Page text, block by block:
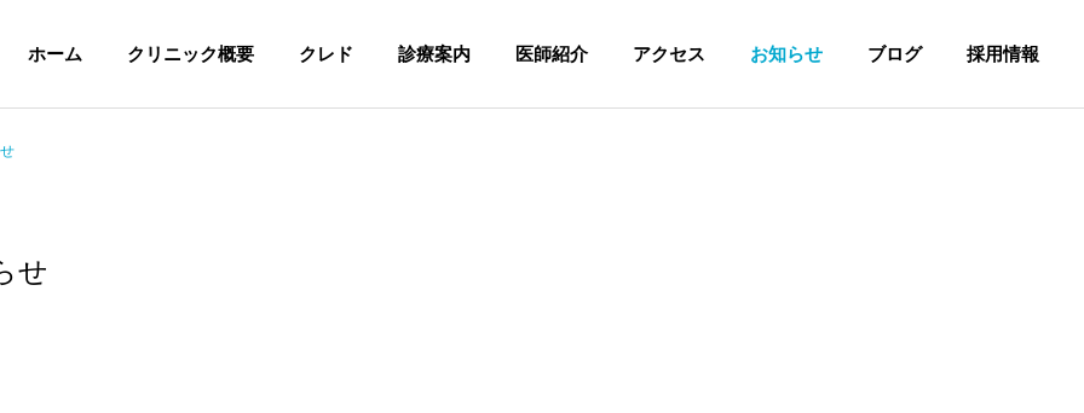
ホーム クリニック概要 クレド 診療案内 医師紹介 アクセス お知らせ ブログ 採用情報
せ